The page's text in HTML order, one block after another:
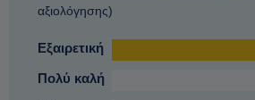
αξιολόγησης)
Εξαιρετική
Πολύ καλή